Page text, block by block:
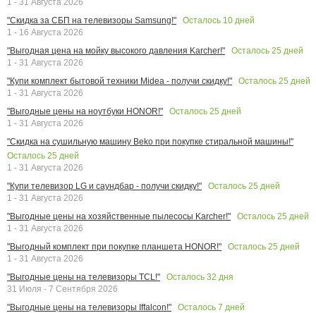
"Скидка за СБП на телевизоры Samsung!"
Осталось 10 дней
1 - 16 Августа 2026
"Выгодная цена на мойку высокого давления Karcher!"
Осталось 25 дней
1 - 31 Августа 2026
"Купи комплект бытовой техники Midea - получи скидку!"
Осталось 25 дней
1 - 31 Августа 2026
"Выгодные цены на ноутбуки HONOR!"
Осталось 25 дней
1 - 31 Августа 2026
"Скидка на сушильную машину Beko при покупке стиральной машины!"
Осталось 25 дней
1 - 31 Августа 2026
"Купи телевизор LG и саундбар - получи скидку!"
Осталось 25 дней
1 - 31 Августа 2026
"Выгодные цены на хозяйственные пылесосы Karcher!"
Осталось 25 дней
1 - 31 Августа 2026
"Выгодный комплект при покупке планшета HONOR!"
Осталось 25 дней
1 - 31 Августа 2026
"Выгодные цены на телевизоры TCL!"
Осталось 32 дня
31 Июля - 7 Сентября 2026
"Выгодные цены на телевизоры Iffalcon!"
Осталось 7 дней